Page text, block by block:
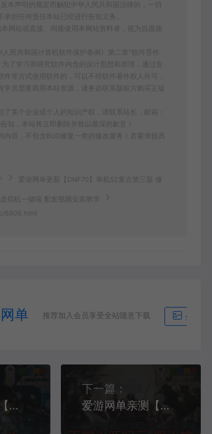
本声明的规定而触犯中华人民共和国法律的，一切
承担任何责任本站已经进行告知义务。
网站或直接、间接使用本网站资料者，视为自愿接
人民共和国计算机软件保护条例》第二章"软件菩作
为了学习和研究软件内含的设计思想和原理，通过安
件等方式使用软件的，可以不经软件著作权人许可，
学员需要商用本站资源，请务必联系版权方购买正版
了某个企业或个人的知识产权，请联系站长，邮箱：
知，本站将立即删除并致以最深的歉意！
内容，不包含BUG修复一类的修改服务！若要求较高
爱游网单更新【DNF70】单机S2复古第三版 修
拟机一键端 配套视频安装教学
6906.html
单 推荐加入会员享受全站随意下载 生成海
爱游网单亲测【决战ol】1.0怀旧版 内辅 GM命令刷物品道具 网游单机商业底端改虚拟机一键端视频按照教学+win手工外网端
下一篇：
爱游网单亲测【天堂2】单机版新纪元假人端 内置GM控制台 假人助战 免虚拟机亲测视频教学